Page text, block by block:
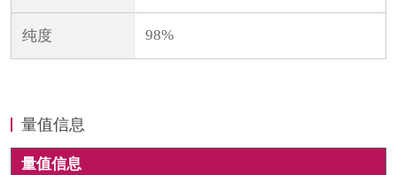
纯度 98%
量值信息
量值信息